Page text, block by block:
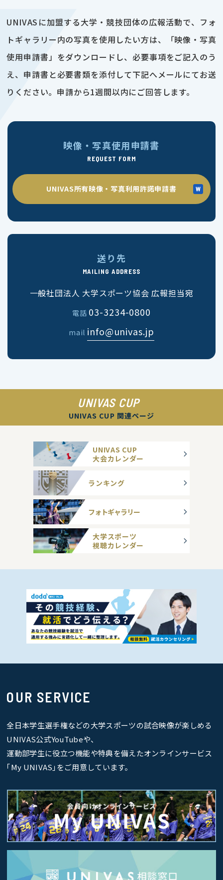
UNIVASに加盟する大学・競技団体の広報活動で、フォ
トギャラリー内の写真を使用したい方は、「映像・写真
使用申請書」をダウンロードし、必要事項をご記入のう
え、申請書と必要書類を添付して下記へメールにてお送
りください。申請から1週間以内にご回答します。
映像・写真使用申請書
REQUEST FORM
UNIVAS所有映像・写真利用許諾申請書
送り先
MAILING ADDRESS
一般社団法人 大学スポーツ協会 広報担当宛
電話 03-3234-0800
mail info@univas.jp
UNIVAS CUP
UNIVAS CUP 関連ページ
UNIVAS CUP
大会カレンダー
ランキング
フォトギャラリー
大学スポーツ
視聴カレンダー
OUR SERVICE
全日本学生選手権などの大学スポーツの試合映像が楽しめる
UNIVAS公式YouTubeや、
運動部学生に役立つ機能や特典を備えたオンラインサービス
｢My UNIVAS｣をご用意しています。